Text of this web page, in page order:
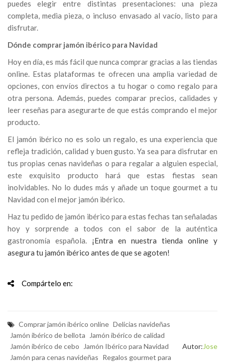
puedes elegir entre distintas presentaciones: una pieza
completa, media pieza, o incluso envasado al vacío, listo para
disfrutar.
Dónde comprar jamón ibérico para Navidad
Hoy en día, es más fácil que nunca comprar gracias a las tiendas
online. Estas plataformas te ofrecen una amplia variedad de
opciones, con envíos directos a tu hogar o como regalo para
otra persona. Además, puedes comparar precios, calidades y
leer reseñas para asegurarte de que estás comprando el mejor
producto.
El jamón ibérico no es solo un regalo, es una experiencia que
refleja tradición, calidad y buen gusto. Ya sea para disfrutar en
tus propias cenas navideñas o para regalar a alguien especial,
este exquisito producto hará que estas fiestas sean
inolvidables. No lo dudes más y añade un toque gourmet a tu
Navidad con el mejor jamón ibérico.
Haz tu pedido de jamón ibérico para estas fechas tan señaladas
hoy y sorprende a todos con el sabor de la auténtica
gastronomía española. ¡Entra en nuestra tienda online y
asegura tu jamón ibérico antes de que se agoten!
Compártelo en:
Comprar jamón ibérico online Delicias navideñas
Jamón ibérico de bellota
Jamón ibérico de calidad
Jamón ibérico de cebo
Jamón Ibérico para Navidad
Jamón para cenas navideñas Regalos gourmet para
Autor: Jose